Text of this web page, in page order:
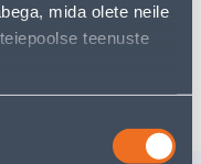
mida olete neile
teenuste